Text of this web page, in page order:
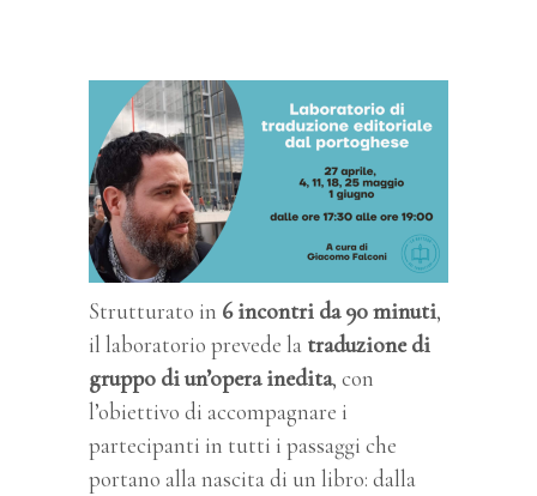
Strutturato in 6 incontri da 90 minuti,
il laboratorio prevede la traduzione di
gruppo di un’opera inedita, con
l’obiettivo di accompagnare i
partecipanti in tutti i passaggi che
portano alla nascita di un libro: dalla